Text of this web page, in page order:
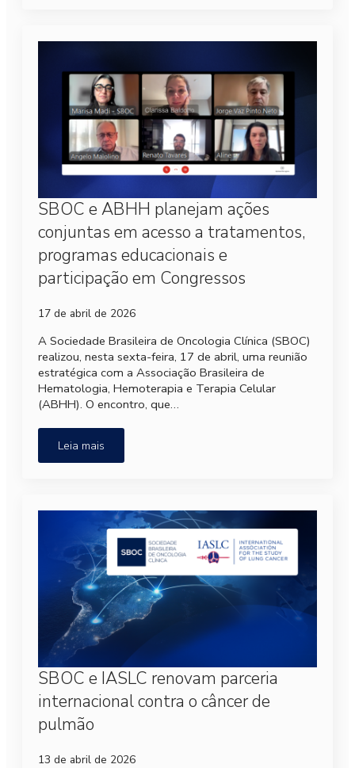
SBOC e ABHH planejam ações
conjuntas em acesso a tratamentos,
programas educacionais e
participação em Congressos
17 de abril de 2026
A Sociedade Brasileira de Oncologia Clínica (SBOC)
realizou, nesta sexta-feira, 17 de abril, uma reunião
estratégica com a Associação Brasileira de
Hematologia, Hemoterapia e Terapia Celular
(ABHH). O encontro, que…
Leia mais
SBOC e IASLC renovam parceria
internacional contra o câncer de
pulmão
13 de abril de 2026